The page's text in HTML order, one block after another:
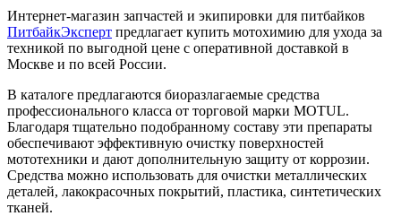
Интернет-магазин запчастей и экипировки для питбайков
ПитбайкЭксперт предлагает купить мотохимию для ухода за
техникой по выгодной цене с оперативной доставкой в
Москве и по всей России.
В каталоге предлагаются биоразлагаемые средства
профессионального класса от торговой марки MOTUL.
Благодаря тщательно подобранному составу эти препараты
обеспечивают эффективную очистку поверхностей
мототехники и дают дополнительную защиту от коррозии.
Средства можно использовать для очистки металлических
деталей, лакокрасочных покрытий, пластика, синтетических
тканей.